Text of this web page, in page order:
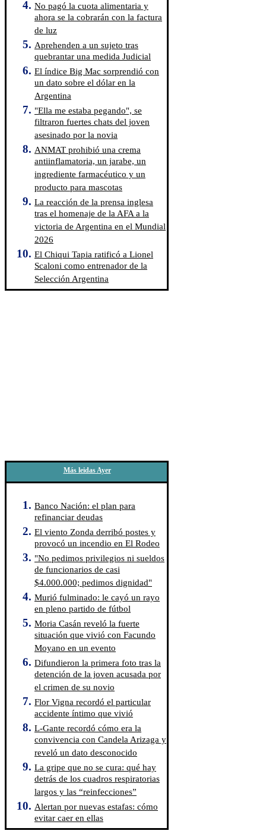
No pagó la cuota alimentaria y
ahora se la cobrarán con la factura
de luz
Aprehenden a un sujeto tras
quebrantar una medida Judicial
El índice Big Mac sorprendió con
un dato sobre el dólar en la
Argentina
"Ella me estaba pegando", se
filtraron fuertes chats del joven
asesinado por la novia
ANMAT prohibió una crema
antiinflamatoria, un jarabe, un
ingrediente farmacéutico y un
producto para mascotas
La reacción de la prensa inglesa
tras el homenaje de la AFA a la
victoria de Argentina en el Mundial
2026
El Chiqui Tapia ratificó a Lionel
Scaloni como entrenador de la
Selección Argentina
Más leidas Ayer
Banco Nación: el plan para
refinanciar deudas
El viento Zonda derribó postes y
provocó un incendio en El Rodeo
"No pedimos privilegios ni sueldos
de funcionarios de casi
$4.000.000; pedimos dignidad"
Murió fulminado: le cayó un rayo
en pleno partido de fútbol
Moria Casán reveló la fuerte
situación que vivió con Facundo
Moyano en un evento
Difundieron la primera foto tras la
detención de la joven acusada por
el crimen de su novio
Flor Vigna recordó el particular
accidente íntimo que vivió
L-Gante recordó cómo era la
convivencia con Candela Arizaga y
reveló un dato desconocido
La gripe que no se cura: qué hay
detrás de los cuadros respiratorias
largos y las “reinfecciones”
Alertan por nuevas estafas: cómo
evitar caer en ellas